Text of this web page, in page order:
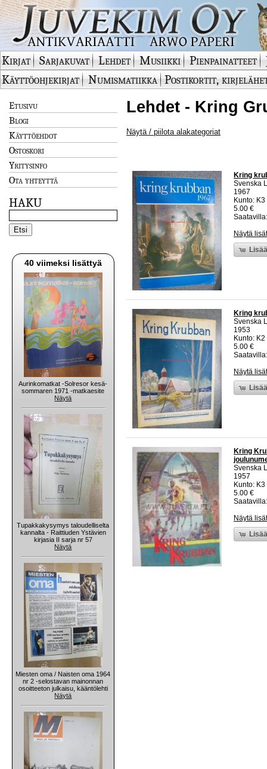
Kirjat Sarjakuvat Lehdet Musiikki Pienpainatteet
Käyttöohjekirjat
Numismatiikka Postikortit,
Etusivu
Blogi
Käyttöehdot
Ostoskori
Yritysinfo
Ota yhteyttä
HAKU
40 viimeksi lisättyä
Aurinkomatkat -Solresor kesä-
sommaren 1971 -matkaesite
Näytä
Tupakkakysymys taloudelliselta
kannalta - Raittiuden Ystävien
kirjasia II sarja nr 57
Näytä
Miesten oma / Naisten oma 1964
nr 2 -selostavan mainonnan
osoitteeton julkaisu, kääntölehti
Näytä
Lehdet - Kring
Näytä / piilota alakategoriat
Kring
Svenska
1967
Kunto:
5.00 €
Näytä
Kring
Svenska
1953
Kunto:
5.00 €
Näytä
Kring
Svenska
1957
Kunto:
5.00 €
Näytä